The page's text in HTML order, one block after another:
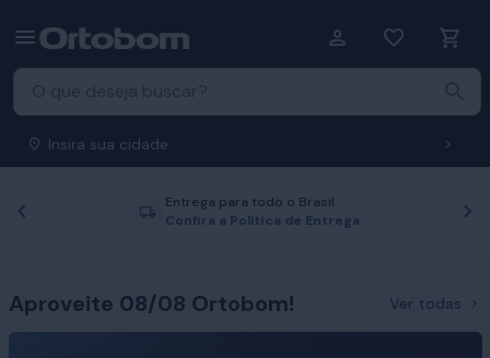
Insira sua cidade
Entrega para todo o Brasil
Confira a Política de Entrega
Anterior
Aproveite 08/08 Ortobom! Ver todas